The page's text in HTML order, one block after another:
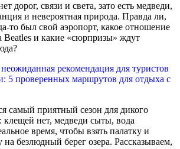
дорог, связи и света, зато есть медведи,
и невероятная природа. Правда ли,
то был свой аэропорт, какое отношение
Beatles и какие «сюрпризы» ждут
5 проверенных маршрутов для отдыха с
самый приятный сезон для дикого
клещей нет, медведи сыты, вода
время, чтобы взять палатку и
на безлюдный берег озера. Рассказываем,